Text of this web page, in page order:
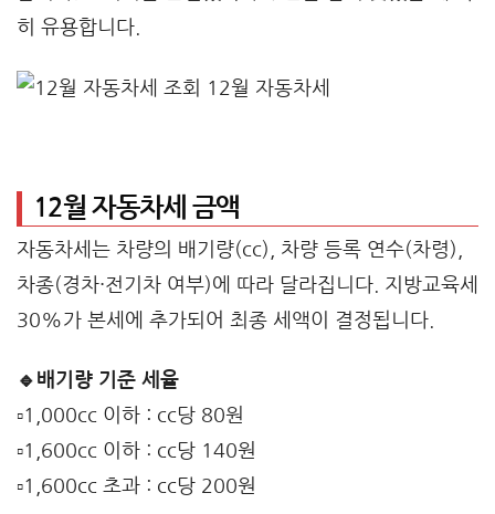
히 유용합니다.
12월 자동차세 금액
자동차세는 차량의 배기량(cc), 차량 등록 연수(차령),
차종(경차·전기차 여부)에 따라 달라집니다. 지방교육세
30%가 본세에 추가되어 최종 세액이 결정됩니다.
🔹배기량 기준 세율
▫️1,000cc 이하 : cc당 80원
▫️1,600cc 이하 : cc당 140원
▫️1,600cc 초과 : cc당 200원